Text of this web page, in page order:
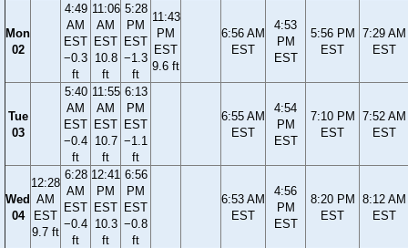
Mon
02
4:49
AM
EST
−0.3
ft
11:06
AM
EST
10.8
ft
5:28
PM
EST
−1.3
ft
11:43
PM
EST
9.6 ft
6:56 AM
EST
4:53
PM
EST
5:56 PM
EST
7:29 AM
EST
Tue
03
5:40
AM
EST
−0.4
ft
11:55
AM
EST
10.7
ft
6:13
PM
EST
−1.1
ft
6:55 AM
EST
4:54
PM
EST
7:10 PM
EST
7:52 AM
EST
Wed
04
12:28
AM
EST
9.7 ft
6:28
AM
EST
−0.4
ft
12:41
PM
EST
10.3
ft
6:56
PM
EST
−0.8
ft
6:53 AM
EST
4:56
PM
EST
8:20 PM
EST
8:12 AM
EST